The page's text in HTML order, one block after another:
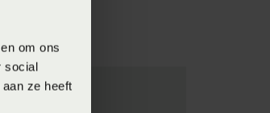
om ons
social
ze heeft